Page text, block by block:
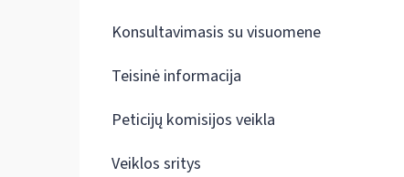
Konsultavimasis su visuomene
Teisinė informacija
Peticijų komisijos veikla
Veiklos sritys